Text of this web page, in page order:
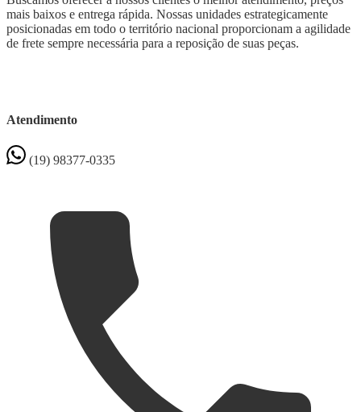
mais baixos e entrega rápida. Nossas unidades estrategicamente
posicionadas em todo o território nacional proporcionam a agilidade
de frete sempre necessária para a reposição de suas peças.
Atendimento
(19) 98377-0335